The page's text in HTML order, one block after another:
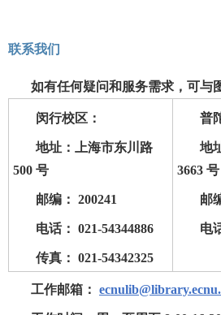
联系我们
如有任何疑问和服务需求，可与
闵行校区：
地址：上海市东川路
500 号
邮编： 200241
电话： 021-54344886
传真： 021-54342325
普
地
3663 号
邮
电
工作邮箱：